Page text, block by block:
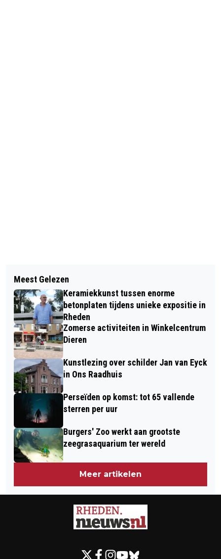
SFEERVOL DICKENS FESTIVAL VELP IN
EEN DIK PAK SNEEUW
GEEN OUD PAPIER OPHAALDIENST IN
VELP ZUID
Meest Gelezen
Keramiekkunst tussen enorme
betonplaten tijdens unieke expositie in
Rheden
Zomerse activiteiten in Winkelcentrum
Dieren
Kunstlezing over schilder Jan van Eyck
in Ons Raadhuis
Perseïden op komst: tot 65 vallende
sterren per uur
Burgers' Zoo werkt aan grootste
zeegrasaquarium ter wereld
Meer artikelen